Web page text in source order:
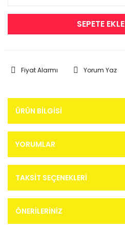
SEPETE EKLE
Fiyat Alarmı Yorum Yaz
ÜRÜN BILGISI
YORUMLAR
TAKSIT SEÇENEKLERI
ÖNERILERINIZ